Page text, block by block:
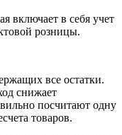
включает в себя учет
розницы.
все остатки.
снижает
посчитают одну
товаров.